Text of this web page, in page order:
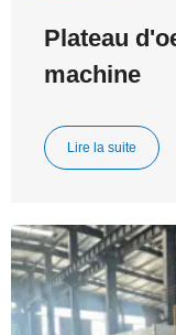
Plateau
machine
Lire la suite